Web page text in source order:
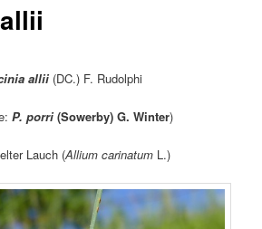
allii (DC.) F. Rudolphi
P. porri (Sowerby) G. Winter)
Lauch (Allium carinatum L.)